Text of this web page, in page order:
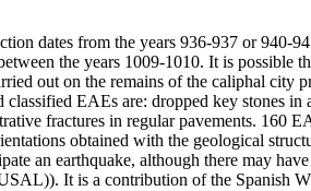
dates from the years 936-937 or 940-
the years 1009-1010. It is possible
out on the remains of the caliphal city
EAEs are: dropped key stones in
fractures in regular pavements. 160
obtained with the geological
an earthquake, although there may
It is a contribution of the Spanish